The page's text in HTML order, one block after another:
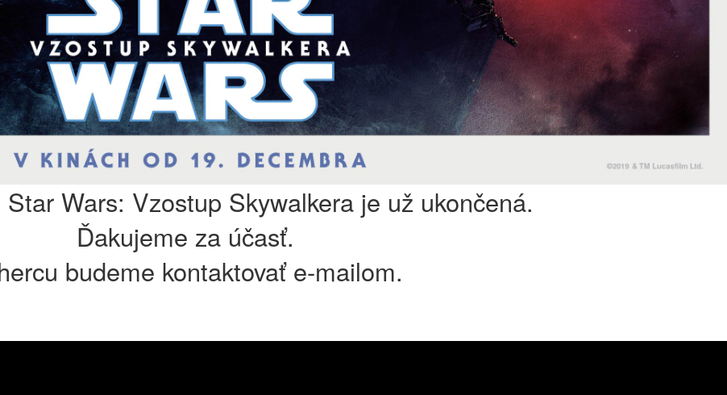
Wars: Vzostup Skywalkera je už ukončená.
Ďakujeme za účasť.
budeme kontaktovať e-mailom.